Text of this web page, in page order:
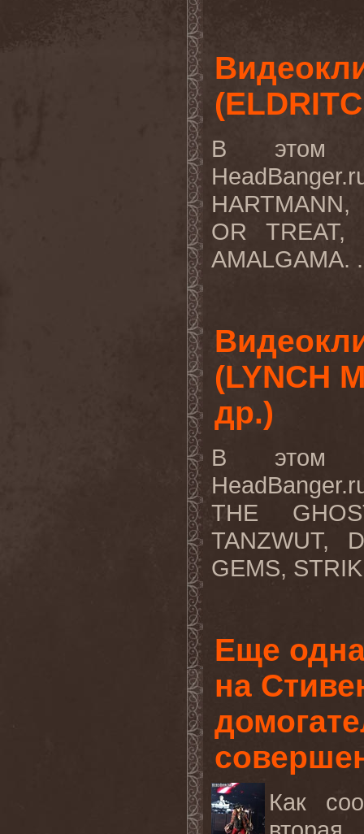
В этом
OR TREAT,
AMALGAMA.
(LYNCH
др.)
В этом
THE
TANZWUT,
GEMS,
Еще
на
Как